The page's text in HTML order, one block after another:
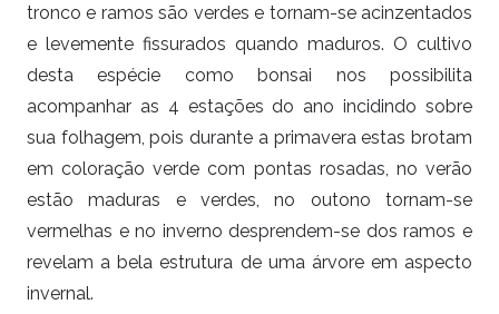
tronco e ramos são verdes e tornam-se acinzentados
e levemente fissurados quando maduros. O cultivo
desta espécie como bonsai nos possibilita
acompanhar as 4 estações do ano incidindo sobre
sua folhagem, pois durante a primavera estas brotam
em coloração verde com pontas rosadas, no verão
estão maduras e verdes, no outono tornam-se
vermelhas e no inverno desprendem-se dos ramos e
revelam a bela estrutura de uma árvore em aspecto
invernal.